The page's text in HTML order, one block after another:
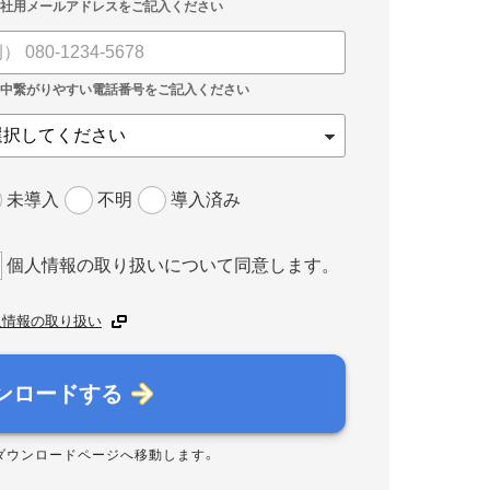
未導入 不明 導入済み
個人情報の取り扱いについて同意します。
報の取り扱い
ロードする
ウンロードページへ移動します。